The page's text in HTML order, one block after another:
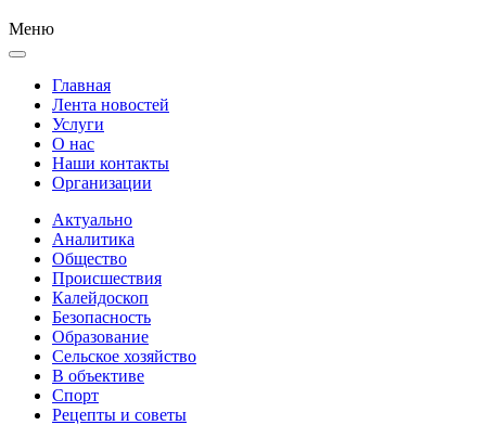
Меню
Главная
Лента новостей
Услуги
О нас
Наши контакты
Организации
Актуально
Аналитика
Общество
Происшествия
Калейдоскоп
Безопасность
Образование
Сельское хозяйство
В объективе
Спорт
Рецепты и советы